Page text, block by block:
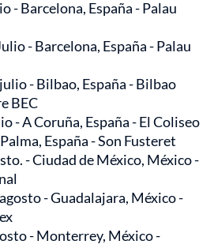
- Barcelona, España - Palau
- Barcelona, España - Palau
- Bilbao, España - Bilbao
BEC
- A Coruña, España - El Coliseo
España - Son Fusteret
- Ciudad de México, México -
- Guadalajara, México -
- Monterrey, México -